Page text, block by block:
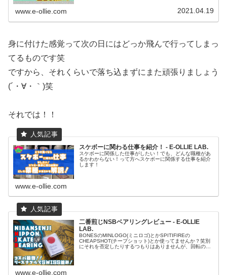
www.e-ollie.com 2021.04.19
身に付けた感覚って次の日にはどっか飛んで行ってしまっ
てるものです笑
ですから、それくらいで落ち込まずにまた頑張りましょう
(´・∀・｀)笑
それでは！！
スケボーに関わる仕事を紹介！ - E-OLLIE LAB.
スケボーに関係した仕事がしたい！でも、どんな職種があ
るかわからない！って方へスケボーに関係する仕事を紹介
します！
www.e-ollie.com
二番煎じNSBベアリングレビュー - E-OLLIE
LAB.
BONESのMINLOGO(ミニロゴ)とかSPITIFIREの
CHEAPSHOT(チープショット)とか使ってませんか？笑別
にそれを否定したりするつもりはありませんが、回転の速
www.e-ollie.com